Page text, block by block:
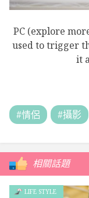
PC (explore
used to trigger
it
#情侶 #攝影
相關話題
LIFE STYLE